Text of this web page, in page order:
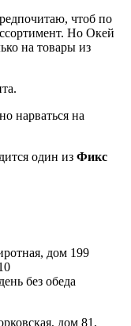
чтоб по
Но Окей
на товары из
нарваться на
один из Фикс
дом 199
без обеда
дом 81,